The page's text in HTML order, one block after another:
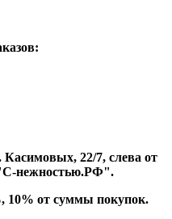
22/7, слева от
нежностью.РФ".
10% от суммы покупок.